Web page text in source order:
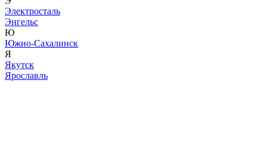
Электросталь
Энгельс
Ю
Южно-Сахалинск
Я
Якутск
Ярославль